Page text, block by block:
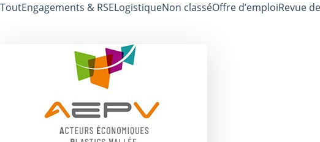
ToutEngagements & RSELogistiqueNon classéOffre d’emploiRevue